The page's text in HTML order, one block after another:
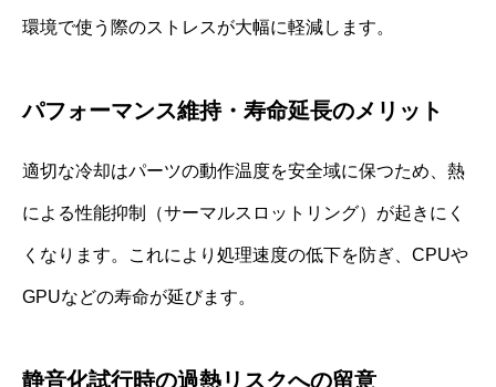
環境で使う際のストレスが大幅に軽減します。
パフォーマンス維持・寿命延長のメリット
適切な冷却はパーツの動作温度を安全域に保つため、熱
による性能抑制（サーマルスロットリング）が起きにく
くなります。これにより処理速度の低下を防ぎ、CPUや
GPUなどの寿命が延びます。
静音化試行時の過熱リスクへの留意